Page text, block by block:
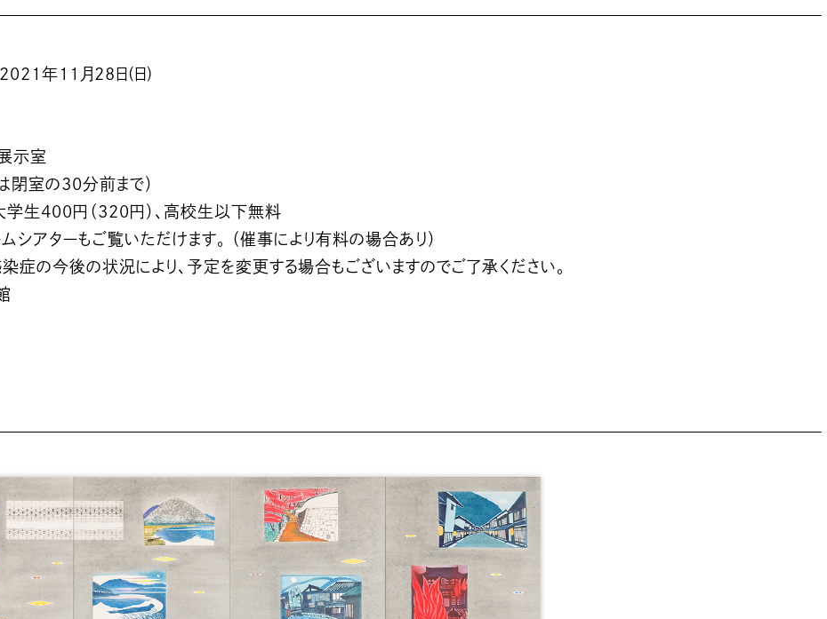
年11月28日(日)
示室
閉室の30分前まで）
学生400円（320円）、高校生以下無料
アターもご覧いただけます。 （催事により有料の場合あり）
症の今後の状況により、予定を変更する場合もございますのでご了承ください。